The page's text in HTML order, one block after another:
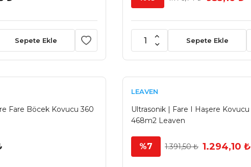
Sepete Ekle Sepete Ekle
Fare Böcek Kovucu 360
LEAVEN
Ultrasonik | Fare I Haşere Kovucu
468m2 Leaven
%7 1.391,50 ₺ 1.294,10 ₺